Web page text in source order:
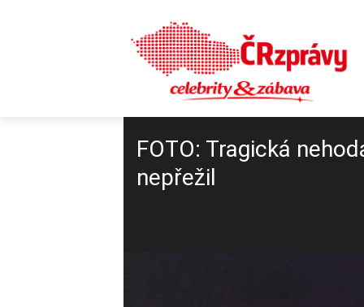
FOTO: Tragická
nepřežil